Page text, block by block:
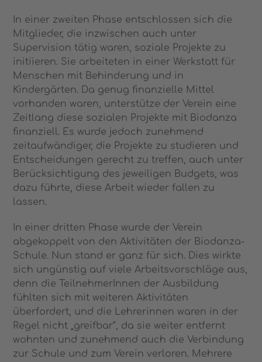
In einer zweiten Phase entschlossen sich die
Mitglieder, die inzwischen auch unter
Supervision tätig waren, soziale Projekte zu
initiieren. Sie arbeiteten in einer Werkstatt für
Menschen mit Behinderung und in
Kindergärten. Da genug finanzielle Mittel
vorhanden waren, unterstütze der Verein eine
Zeitlang diese sozialen Projekte mit Biodanza
finanziell. Es wurde jedoch zunehmend
zeitaufwändiger, die Projekte zu studieren und
Entscheidungen gerecht zu treffen, auch unter
Berücksichtigung des jeweiligen Budgets, was
dazu führte, diese Arbeit wieder fallen zu
lassen.
In einer dritten Phase wurde der Verein
abgekoppelt von den Aktivitäten der Biodanza-
Schule. Nun stand er ganz für sich. Dies wirkte
sich ungünstig auf viele Arbeitsvorschläge aus,
denn die TeilnehmerInnen der Ausbildung
fühlten sich mit weiteren Aktivitäten
überfordert, und die Lehrerinnen waren in der
Regel nicht „greifbar“, da sie weiter entfernt
wohnten und zunehmend auch die Verbindung
zur Schule und zum Verein verloren. Mehrere